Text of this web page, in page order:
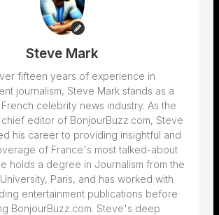
Steve Mark
fifteen years of experience in
journalism, Steve Mark stands as a
celebrity news industry. As the
editor of BonjourBuzz.com, Steve
his career to providing insightful and
of France's most talked-about
holds a degree in Journalism from the
Paris, and has worked with
entertainment publications before
BonjourBuzz.com. Steve's deep